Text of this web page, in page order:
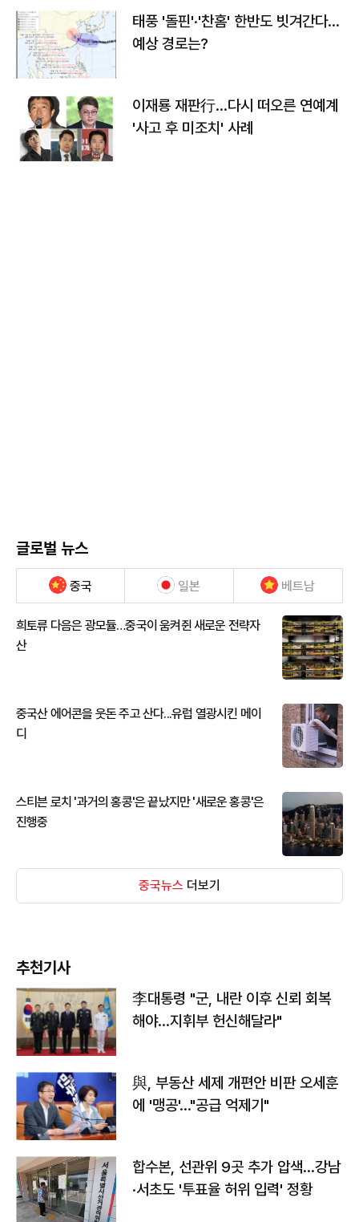
태풍 '돌핀'·'찬홈' 한반도 빗겨간다…
예상 경로는?
이재룡 재판行…다시 떠오른 연예계
'사고 후 미조치' 사례
글로벌 뉴스
중국 일본 베트남
희토류 다음은 광모듈…중국이 움켜쥔 새로운 전략자
산
중국산 에어콘을 웃돈 주고 산다...유럽 열광시킨 메이
디
스티븐 로치 '과거의 홍콩'은 끝났지만 '새로운 홍콩'은
진행중
중국뉴스 더보기
추천기사
李대통령 "군, 내란 이후 신뢰 회복
해야…지휘부 헌신해달라"
與, 부동산 세제 개편안 비판 오세훈
에 '맹공'…"공급 억제기"
합수본, 선관위 9곳 추가 압색…강남
·서초도 '투표율 허위 입력' 정황